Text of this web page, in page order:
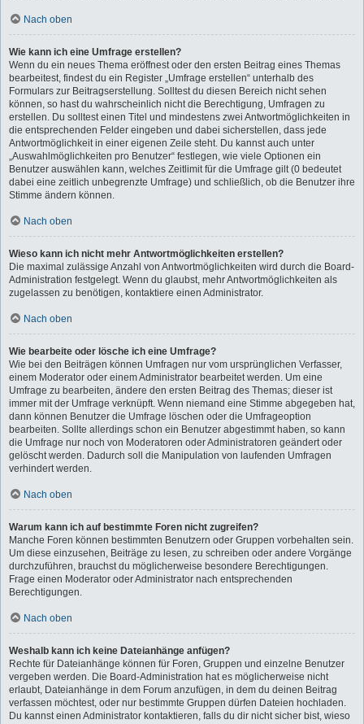
Nach oben
Wie kann ich eine Umfrage erstellen?
Wenn du ein neues Thema eröffnest oder den ersten Beitrag eines Themas
bearbeitest, findest du ein Register „Umfrage erstellen“ unterhalb des
Formulars zur Beitragserstellung. Solltest du diesen Bereich nicht sehen
können, so hast du wahrscheinlich nicht die Berechtigung, Umfragen zu
erstellen. Du solltest einen Titel und mindestens zwei Antwortmöglichkeiten in
die entsprechenden Felder eingeben und dabei sicherstellen, dass jede
Antwortmöglichkeit in einer eigenen Zeile steht. Du kannst auch unter
„Auswahlmöglichkeiten pro Benutzer“ festlegen, wie viele Optionen ein
Benutzer auswählen kann, welches Zeitlimit für die Umfrage gilt (0 bedeutet
dabei eine zeitlich unbegrenzte Umfrage) und schließlich, ob die Benutzer ihre
Stimme ändern können.
Nach oben
Wieso kann ich nicht mehr Antwortmöglichkeiten erstellen?
Die maximal zulässige Anzahl von Antwortmöglichkeiten wird durch die Board-
Administration festgelegt. Wenn du glaubst, mehr Antwortmöglichkeiten als
zugelassen zu benötigen, kontaktiere einen Administrator.
Nach oben
Wie bearbeite oder lösche ich eine Umfrage?
Wie bei den Beiträgen können Umfragen nur vom ursprünglichen Verfasser,
einem Moderator oder einem Administrator bearbeitet werden. Um eine
Umfrage zu bearbeiten, ändere den ersten Beitrag des Themas; dieser ist
immer mit der Umfrage verknüpft. Wenn niemand eine Stimme abgegeben hat,
dann können Benutzer die Umfrage löschen oder die Umfrageoption
bearbeiten. Sollte allerdings schon ein Benutzer abgestimmt haben, so kann
die Umfrage nur noch von Moderatoren oder Administratoren geändert oder
gelöscht werden. Dadurch soll die Manipulation von laufenden Umfragen
verhindert werden.
Nach oben
Warum kann ich auf bestimmte Foren nicht zugreifen?
Manche Foren können bestimmten Benutzern oder Gruppen vorbehalten sein.
Um diese einzusehen, Beiträge zu lesen, zu schreiben oder andere Vorgänge
durchzuführen, brauchst du möglicherweise besondere Berechtigungen.
Frage einen Moderator oder Administrator nach entsprechenden
Berechtigungen.
Nach oben
Weshalb kann ich keine Dateianhänge anfügen?
Rechte für Dateianhänge können für Foren, Gruppen und einzelne Benutzer
vergeben werden. Die Board-Administration hat es möglicherweise nicht
erlaubt, Dateianhänge in dem Forum anzufügen, in dem du deinen Beitrag
verfassen möchtest, oder nur bestimmte Gruppen dürfen Dateien hochladen.
Du kannst einen Administrator kontaktieren, falls du dir nicht sicher bist, wieso